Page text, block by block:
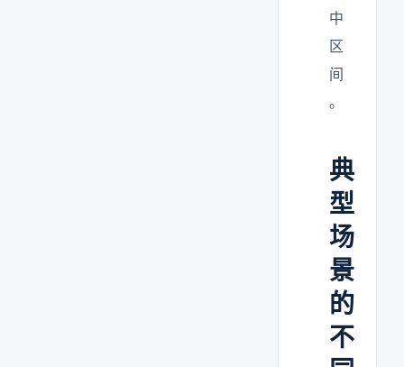
中
区
间
。
典
型
场
景
的
不